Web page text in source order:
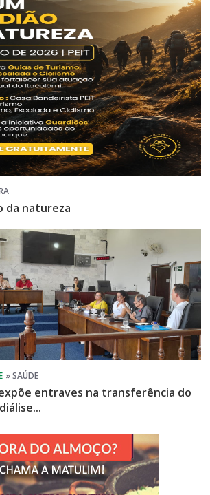
da natureza
entraves na transferência do